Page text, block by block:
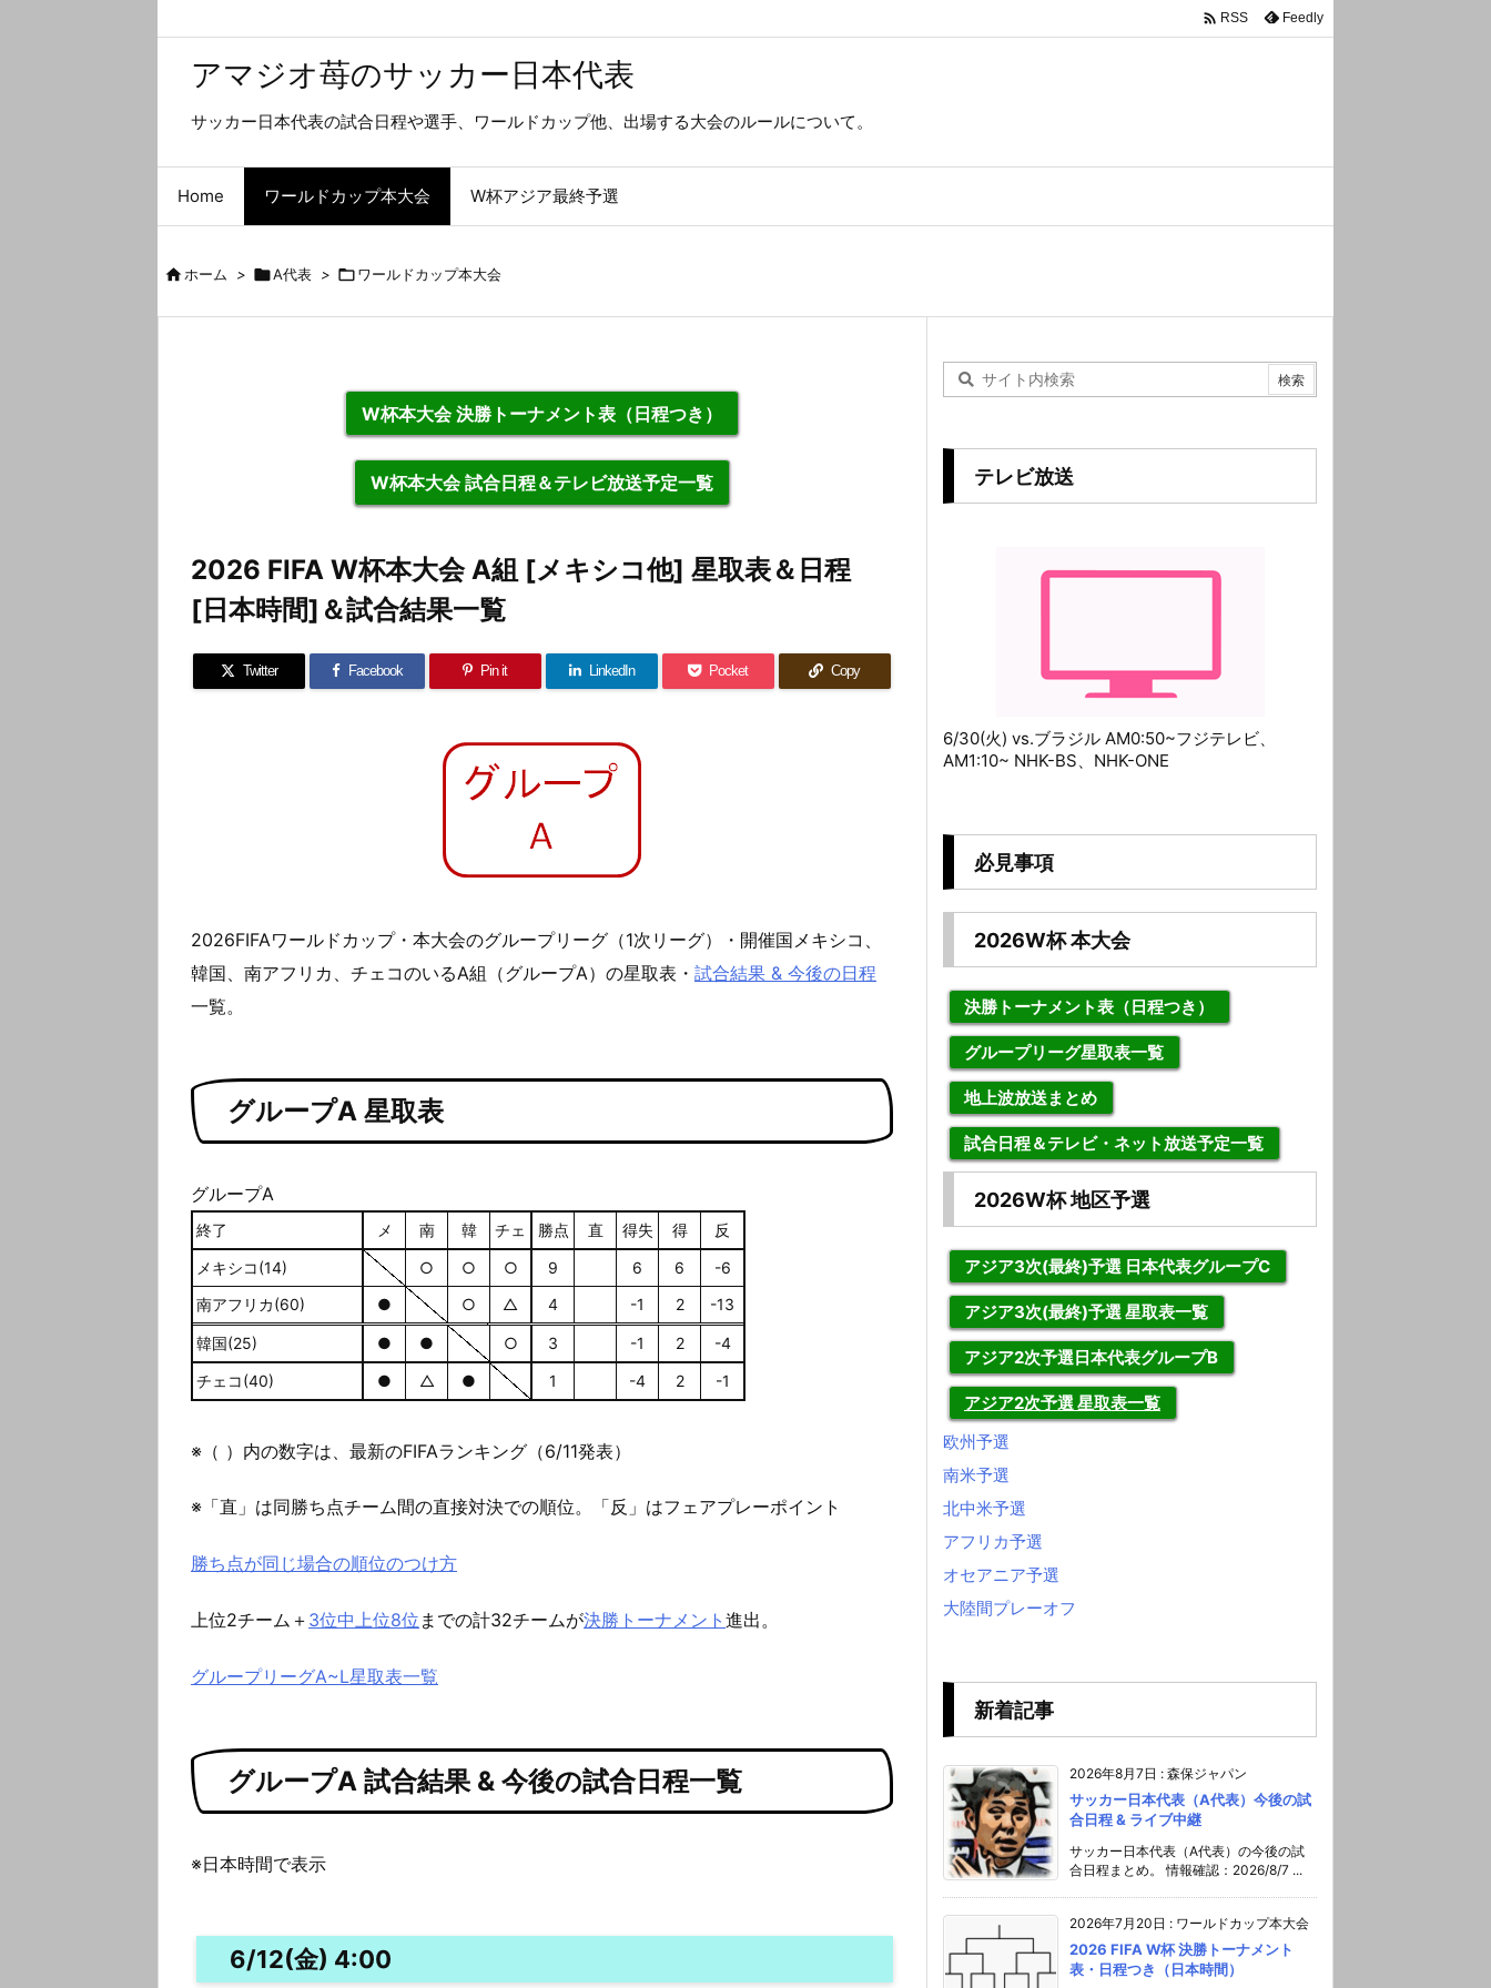
アマジオ苺のサッカー日本代表
サッカー日本代表の試合日程や選手、ワールドカップ他、出場する大会のルールについて。
Home ワールドカップ本大会 W杯アジア最終予選
 RSS Feedly
ホーム > A代表 > ワールドカップ本大会
W杯本大会 決勝トーナメント表（日程つき）
W杯本大会 試合日程＆テレビ放送予定一覧
2026 FIFA W杯本大会 A組 [メキシコ他] 星取表＆日程
[日本時間]＆試合結果一覧
Twitter Facebook Pin it LinkedIn Pocket Copy
2026FIFAワールドカップ・本大会のグループリーグ（1次リーグ）・開催国メキシコ、
韓国、南アフリカ、チェコのいるA組（グループA）の星取表・ 試合結果 & 今後の日程
一覧。
グループA 星取表
グループA
終了 メ 南 韓 チェ 勝点 直 得失 得
反
メキシコ(14)
○ ○ ○ 9 6 6
-6
南アフリカ(60)
● ○ △ 4 -1 2 -13
韓国(25) ● ● ○ 3 -1 2
-4
チェコ(40)
● △ ● 1 -4 2 -1
※（ ）内の数字は、最新のFIFAランキング（6/11発表）
※「直」は同勝ち点チーム間の直接対決での順位。「反」はフェアプレーポイント
勝ち点が同じ場合の順位のつけ方
上位2チーム＋ 3位中上位8位 までの計32チームが決勝トーナメント 進出。
グループリーグA~L星取表一覧
グループA 試合結果 & 今後の試合日程一覧
※日本時間で表示
6/12(金) 4:00
テレビ放送
6/30(火) vs.ブラジル AM0:50~フジテレビ、
AM1:10~ NHK-BS、NHK-ONE
必見事項
2026W杯 本大会
決勝トーナメント表（日程つき）
グループリーグ星取表一覧
地上波放送まとめ
試合日程＆テレビ・ネット放送予定一覧
2026W杯 地区予選
アジア3次(最終)予選 日本代表グループC
アジア3次(最終)予選 星取表一覧
アジア2次予選日本代表グループB
アジア2次予選 星取表一覧
欧州予選
南米予選
北中米予選
アフリカ予選
オセアニア予選
大陸間プレーオフ
新着記事
2026年8月7日 : 森保ジャパン
サッカー日本代表（A代表）今後の試
合日程 & ライブ中継
サッカー日本代表（A代表）の今後の試
合日程まとめ。 情報確認：2026/8/7 ...
2026年7月20日 : ワールドカップ本大会
2026 FIFA W杯 決勝トーナメント
表・日程つき（日本時間）